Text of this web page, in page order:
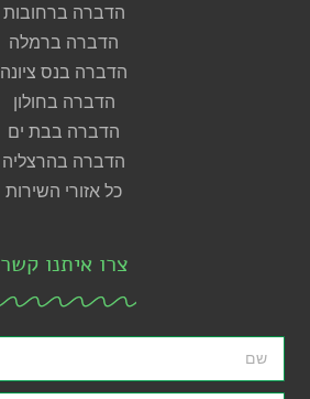
הדברה ברחובות
הדברה ברמלה
הדברה בנס ציונה
הדברה בחולון
הדברה בבת ים
הדברה בהרצליה
כל אזורי השירות
צרו איתנו קשר